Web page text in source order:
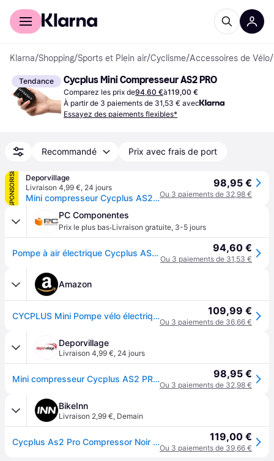
Acheter avec Klarna
Klarna/Shopping/Sports et Plein air/Cyclisme/Accessoires de Vélo/
Tendance Cycplus Mini Compresseur AS2 PRO
Comparez les prix de94,60 €à119,00 €
À partir de 3 paiements de 31,53 € avec
Essayez des paiements flexibles*
Recommandé Prix avec frais de port
SPONSORISÉ
Deporvillage
Livraison 4,99 €, 24 jours
Mini compresseur Cycplus AS2 PRO - Black
98,95 €
Ou 3 paiements de 32,98 €
PC Componentes
Prix le plus bas·Livraison gratuite, 3-5 jours
Pompe à air électrique Cycplus AS2 PRO mini 120 PSI USB-C 94,60 €
Ou 3 paiements de 31,53 €
Amazon
CYCPLUS Mini Pompe vélo électrique AS2Pro, Coque Aluminium, 120g 109,99 €
Ou 3 paiements de 36,66 €
Deporvillage
Livraison 4,99 €, 24 jours
Mini compresseur Cycplus AS2 PRO - Black 98,95 €
Ou 3 paiements de 32,98 €
BikeInn
Livraison 2,99 €, Demain
Cycplus As2 Pro Compressor Noir 120 Psi 119,00 €
Ou 3 paiements de 39,66 €